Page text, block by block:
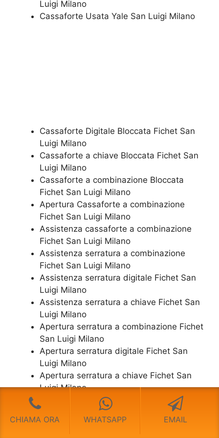
Luigi Milano
​Cassaforte Usata Yale San Luigi Milano
Cassaforte Digitale Bloccata Fichet San
Luigi Milano
Cassaforte a chiave Bloccata Fichet San
Luigi Milano
Cassaforte a combinazione Bloccata
Fichet San Luigi Milano
​Apertura Cassaforte a combinazione
Fichet San Luigi Milano
Assistenza cassaforte a combinazione
Fichet San Luigi Milano
​Assistenza serratura​ ​a combinazione
Fichet San Luigi Milano
Assistenza serratura ​digitale Fichet San
Luigi Milano
Assistenza serratura ​a chiave Fichet San
Luigi Milano
​Apertura serratura​ ​a combinazione Fichet
San Luigi Milano
Apertura serratura​ ​digitale Fichet San
Luigi Milano
​Apertura serratura​ ​a chiave Fichet San
Luigi Milano
​Cassaforte Usata Fichet San Luigi Milano
CHIAMA ORA
WHATSAPP EMAIL